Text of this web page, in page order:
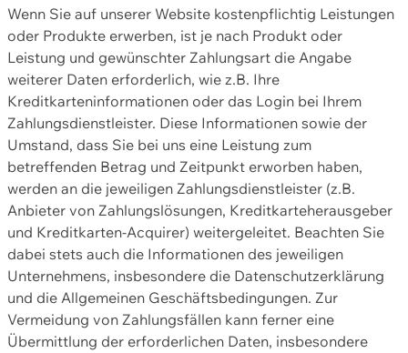
Wenn Sie auf unserer Website kostenpflichtig Leistungen
oder Produkte erwerben, ist je nach Produkt oder
Leistung und gewünschter Zahlungsart die Angabe
weiterer Daten erforderlich, wie z.B. Ihre
Kreditkarteninformationen oder das Login bei Ihrem
Zahlungsdienstleister. Diese Informationen sowie der
Umstand, dass Sie bei uns eine Leistung zum
betreffenden Betrag und Zeitpunkt erworben haben,
werden an die jeweiligen Zahlungsdienstleister (z.B.
Anbieter von Zahlungslösungen, Kreditkarteherausgeber
und Kreditkarten-Acquirer) weitergeleitet. Beachten Sie
dabei stets auch die Informationen des jeweiligen
Unternehmens, insbesondere die Datenschutzerklärung
und die Allgemeinen Geschäftsbedingungen. Zur
Vermeidung von Zahlungsfällen kann ferner eine
Übermittlung der erforderlichen Daten, insbesondere